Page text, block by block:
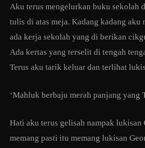
Aku terus mengelurkan buku sekolah
tulis di atas meja. Kadang kadang aku
ada kerja sekolah yang di berikan
Ada kertas yang terselit di tengah
Terus aku tarik keluar dan terlihat
‘Mahluk berbaju merah panjang yang
Hati aku terus gelisah nampak lukisan
memang pasti itu memang lukisan